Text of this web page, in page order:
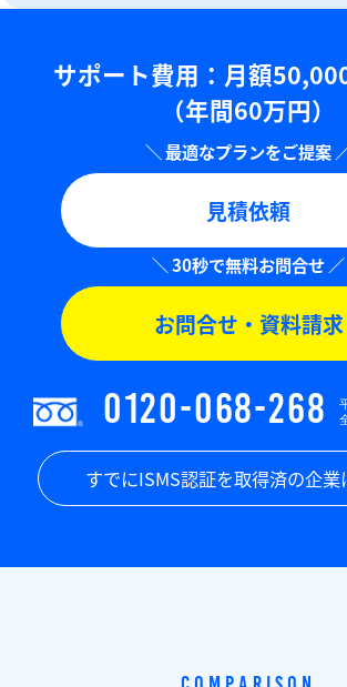
サポート費用：⽉額
（年間60万円）
見積依頼
お問合せ・資料請求
0120-068-268
すでにISMS認証を取得済の企業